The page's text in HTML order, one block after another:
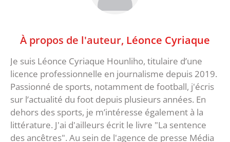
À propos de l'auteur, Léonce Cyriaque
Je suis Léonce Cyriaque Hounliho, titulaire d’une
licence professionnelle en journalisme depuis 2019.
Passionné de sports, notamment de football, j'écris
sur l’actualité du foot depuis plusieurs années. En
dehors des sports, je m’intéresse également à la
littérature. J'ai d'ailleurs écrit le livre "La sentence
des ancêtres". Au sein de l'agence de presse Média